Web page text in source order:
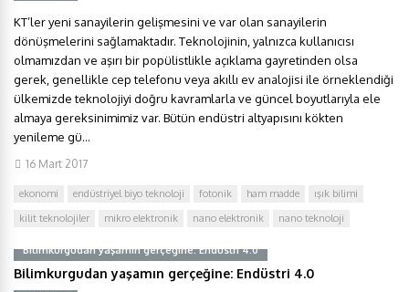
KT’ler yeni sanayilerin gelişmesini ve var olan sanayilerin
dönüşmelerini sağlamaktadır. Teknolojinin, yalnızca kullanıcısı
olmamızdan ve aşırı bir popülistlikle açıklama gayretinden olsa
gerek, genellikle cep telefonu veya akıllı ev analojisi ile örneklendiği
ülkemizde teknolojiyi doğru kavramlarla ve güncel boyutlarıyla ele
almaya gereksinimimiz var. Bütün endüstri altyapısını kökten
yenileme gü...
16 Mart 2017
ekonomi endüstriyel biyo teknoloji fotonik ham madde
ışık bilimi
kilit teknolojiler
mikro elektronik nano elektronik nano teknoloji
Bilimkurgudan yaşamın gerçeğine: Endüstri 4.0
Bilimkurgudan yaşamın gerçeğine: Endüstri 4.0